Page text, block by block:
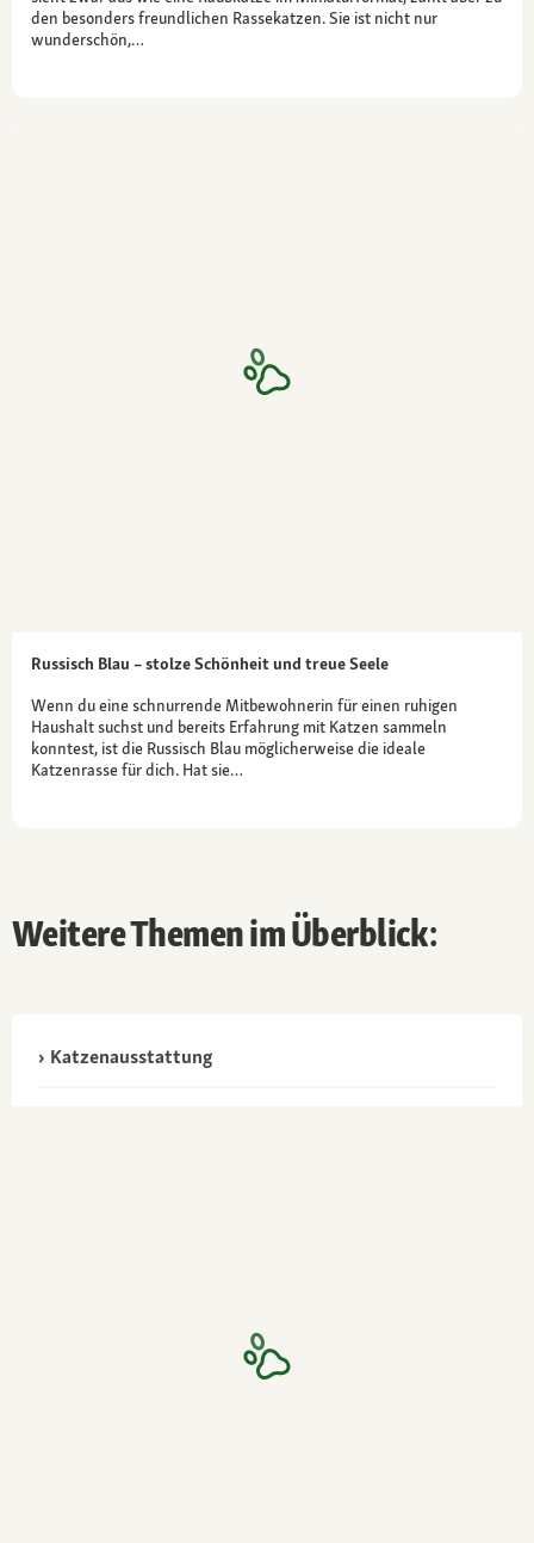
den besonders freundlichen Rassekatzen. Sie ist nicht nur
wunderschön,…
Russisch Blau – stolze Schönheit und treue Seele
Wenn du eine schnurrende Mitbewohnerin für einen ruhigen
Haushalt suchst und bereits Erfahrung mit Katzen sammeln
konntest, ist die Russisch Blau möglicherweise die ideale
Katzenrasse für dich. Hat sie…
Weitere Themen im Überblick:
Katzenausstattung